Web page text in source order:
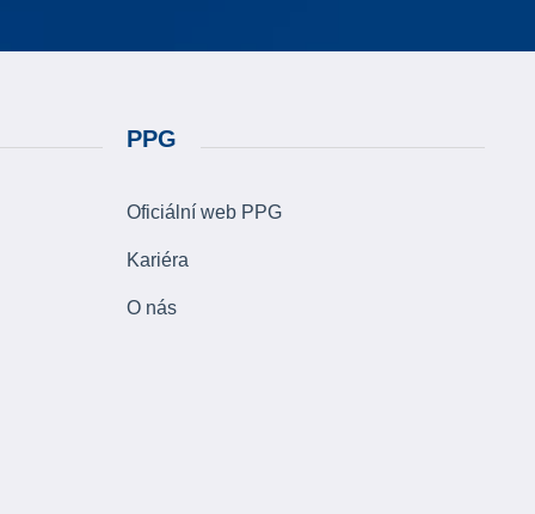
PPG
Oficiální web PPG
Kariéra
O nás